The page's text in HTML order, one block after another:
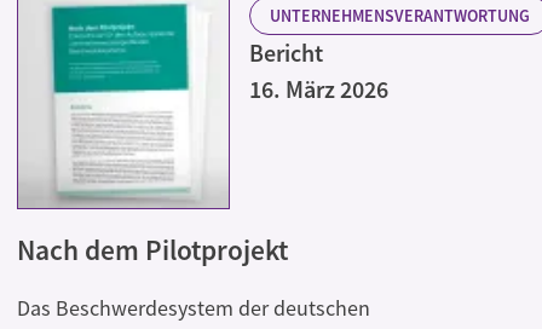
UNTERNEHMENSVERANTWORTUNG
Bericht
16. März 2026
Nach dem Pilotprojekt
Das Beschwerdesystem der deutschen